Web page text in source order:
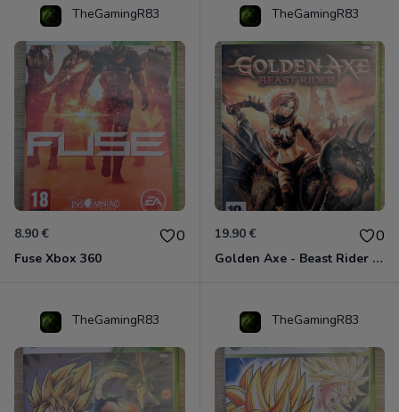
TheGamingR83
8.90 € 0
Fuse Xbox 360
TheGamingR83
19.90 € 0
Golden Axe - Beast Rider Xbox 360
TheGamingR83 TheGamingR83